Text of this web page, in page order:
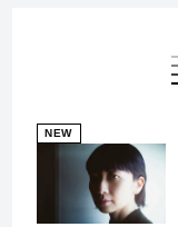
NEW